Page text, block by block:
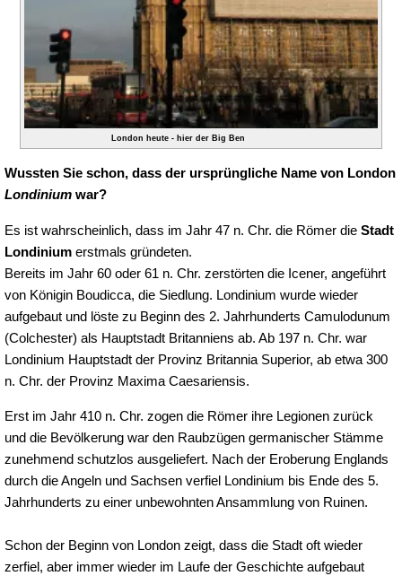
London heute - hier der Big Ben
Wussten Sie schon, dass der ursprüngliche Name von London
Londinium war?
Es ist wahrscheinlich, dass im Jahr 47 n. Chr. die Römer die Stadt
Londinium erstmals gründeten.
Bereits im Jahr 60 oder 61 n. Chr. zerstörten die Icener, angeführt
von Königin Boudicca, die Siedlung. Londinium wurde wieder
aufgebaut und löste zu Beginn des 2. Jahrhunderts Camulodunum
(Colchester) als Hauptstadt Britanniens ab. Ab 197 n. Chr. war
Londinium Hauptstadt der Provinz Britannia Superior, ab etwa 300
n. Chr. der Provinz Maxima Caesariensis.
Erst im Jahr 410 n. Chr. zogen die Römer ihre Legionen zurück
und die Bevölkerung war den Raubzügen germanischer Stämme
zunehmend schutzlos ausgeliefert. Nach der Eroberung Englands
durch die Angeln und Sachsen verfiel Londinium bis Ende des 5.
Jahrhunderts zu einer unbewohnten Ansammlung von Ruinen.
Schon der Beginn von London zeigt, dass die Stadt oft wieder
zerfiel, aber immer wieder im Laufe der Geschichte aufgebaut